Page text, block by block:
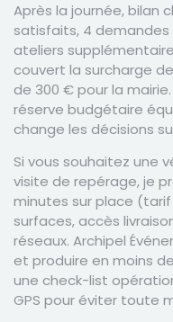
Après la journée, bilan
satisfaits, 4
ateliers
couvert la surcharge
de 300 € pour la
réserve budgétaire
change les décisions
Si vous souhaitez une
visite de repérage, je
minutes sur place
surfaces, accès
réseaux. Archipel
et produire en moins
une check-list
GPS pour éviter toute